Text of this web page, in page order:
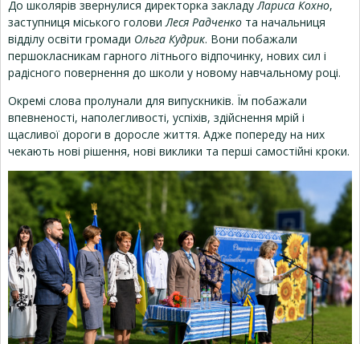
До школярів звернулися директорка закладуЛариса Кохно,
заступниця міського головиЛеся Радченко та начальниця
відділу освіти громади Ольга Кудрик. Вони побажали
першокласникам гарного літнього відпочинку, нових сил і
радісного повернення до школи у новому навчальному році.
Окремі слова пролунали для випускників. Їм побажали
впевненості, наполегливості, успіхів, здійснення мрій і
щасливої дороги в доросле життя. Адже попереду на них
чекають нові рішення, нові виклики та перші самостійні кроки.